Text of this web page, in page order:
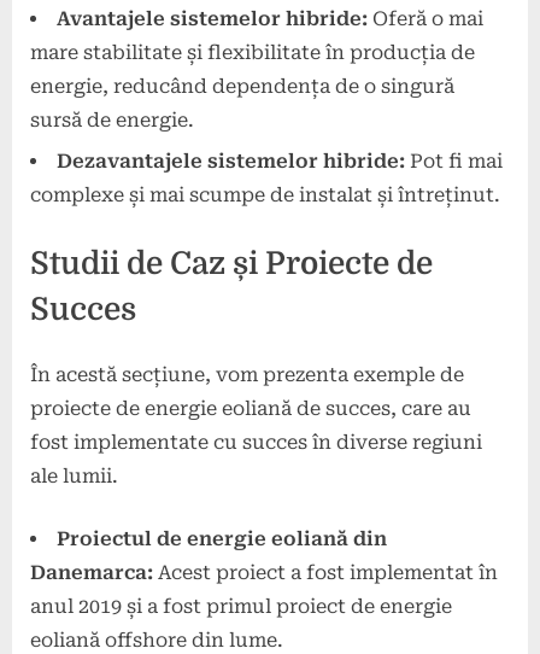
Avantajele sistemelor hibride: Oferă o mai
mare stabilitate și flexibilitate în producția de
energie, reducând dependența de o singură
sursă de energie.
Dezavantajele sistemelor hibride: Pot fi mai
complexe și mai scumpe de instalat și întreținut.
Studii de Caz și Proiecte de
Succes
În acestă secțiune, vom prezenta exemple de
proiecte de energie eoliană de succes, care au
fost implementate cu succes în diverse regiuni
ale lumii.
Proiectul de energie eoliană din
Danemarca: Acest proiect a fost implementat în
anul 2019 și a fost primul proiect de energie
eoliană offshore din lume.